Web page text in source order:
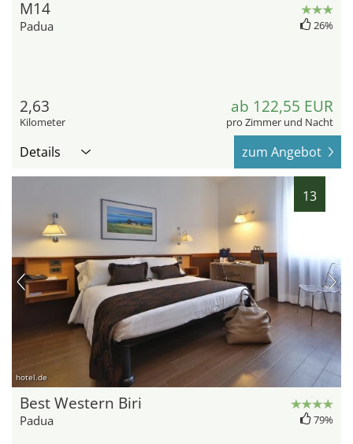
M14
Padua 26%
2,63
Kilometer
ab 122,55 EUR
pro Zimmer und Nacht
Details zum Angebot
13
hotel.de
Best Western Biri
Padua 79%